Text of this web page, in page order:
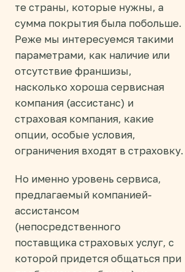
те страны, которые нужны, а
сумма покрытия была побольше.
Реже мы интересуемся такими
параметрами, как наличие или
отсутствие франшизы,
насколько хороша сервисная
компания (ассистанс) и
страховая компания, какие
опции, особые условия,
ограничения входят в страховку.
Но именно уровень сервиса,
предлагаемый компанией-
ассистансом
(непосредственного
поставщика страховых услуг, с
которой придется общаться при